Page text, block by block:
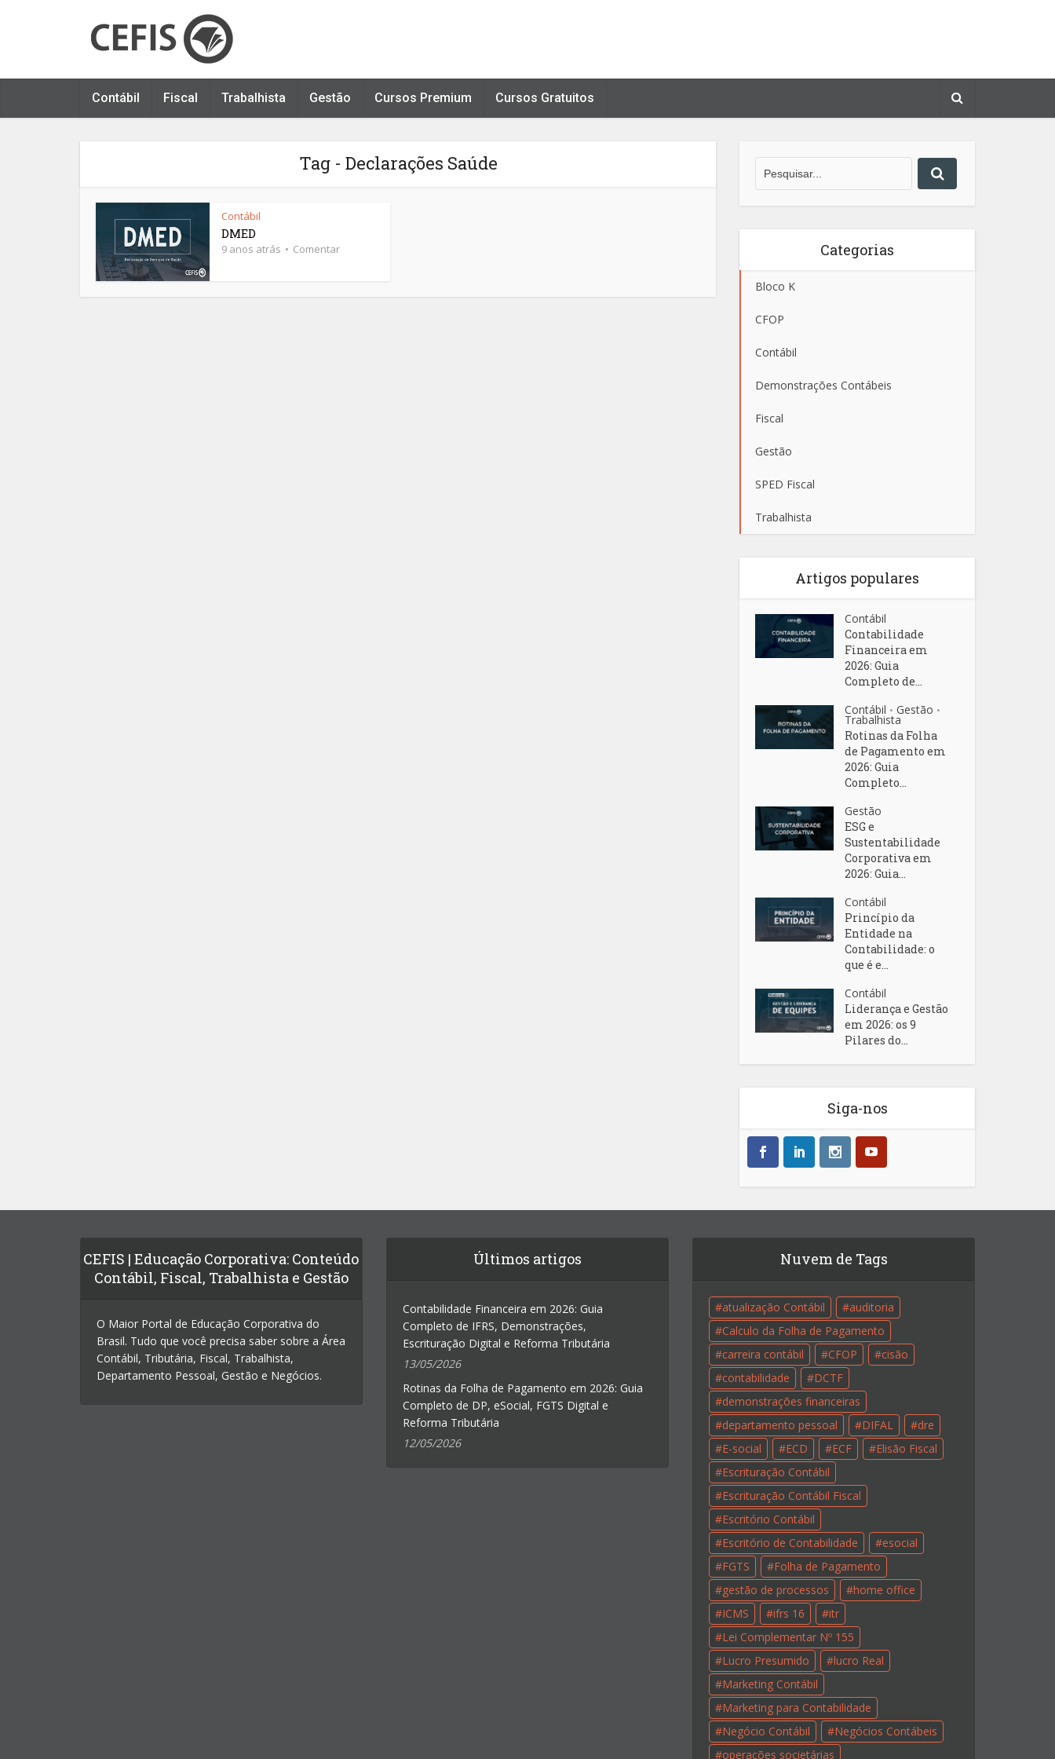
Contábil Fiscal Trabalhista Gestão Cursos Premium Cursos Gratuitos
Tag - Declarações Saúde
Contábil
DMED
9 anos atrás Comentar Categorias
Bloco K
CFOP
Contábil
Demonstrações Contábeis
Fiscal
Gestão
SPED Fiscal
Trabalhista
Artigos populares
Contábil
Contabilidade
Financeira em
2026: Guia
Completo de...
Contábil • Gestão •
Trabalhista
Rotinas da Folha
de Pagamento em
2026: Guia
Completo...
Gestão
ESG e
Sustentabilidade
Corporativa em
2026: Guia...
Contábil
Princípio da
Entidade na
Contabilidade: o
que é e...
Contábil
Liderança e Gestão
em 2026: os 9
Pilares do...
Siga-nos
CEFIS | Educação Corporativa: Conteúdo
Contábil, Fiscal, Trabalhista e Gestão
O Maior Portal de Educação Corporativa do
Brasil. Tudo que você precisa saber sobre a Área
Contábil, Tributária, Fiscal, Trabalhista,
Departamento Pessoal, Gestão e Negócios.
Últimos artigos
Contabilidade Financeira em 2026: Guia
Completo de IFRS, Demonstrações,
Escrituração Digital e Reforma Tributária
13/05/2026
Rotinas da Folha de Pagamento em 2026: Guia
Completo de DP, eSocial, FGTS Digital e
Reforma Tributária
12/05/2026
Nuvem de Tags
atualização Contábil
auditoria
Calculo da Folha de Pagamento
carreira contábil
CFOP
cisão
contabilidade
DCTF
demonstrações financeiras
departamento pessoal
DIFAL
dre
E-social
ECD ECF
Elisão Fiscal
Escrituração Contábil
Escrituração Contábil Fiscal
Escritório Contábil
Escritório de Contabilidade
esocial
FGTS
Folha de Pagamento
gestão de processos
home office
ICMS
ifrs 16
itr
Lei Complementar Nº 155
Lucro Presumido
lucro Real
Marketing Contábil
Marketing para Contabilidade
Negócio Contábil
Negócios Contábeis
operações societárias